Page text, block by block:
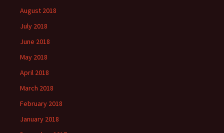
August 2018
July 2018
June 2018
May 2018
April 2018
March 2018
February 2018
January 2018